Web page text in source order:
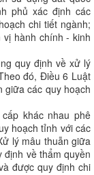
phủ xác định các
chi tiết ngành;
hành chính - kinh
quy định về xử lý
đó, Điều 6 Luật
giữa các quy hoạch
khác nhau phê
hoạch tỉnh với các
lý mâu thuẫn giữa
về thẩm quyền
được quy định chi